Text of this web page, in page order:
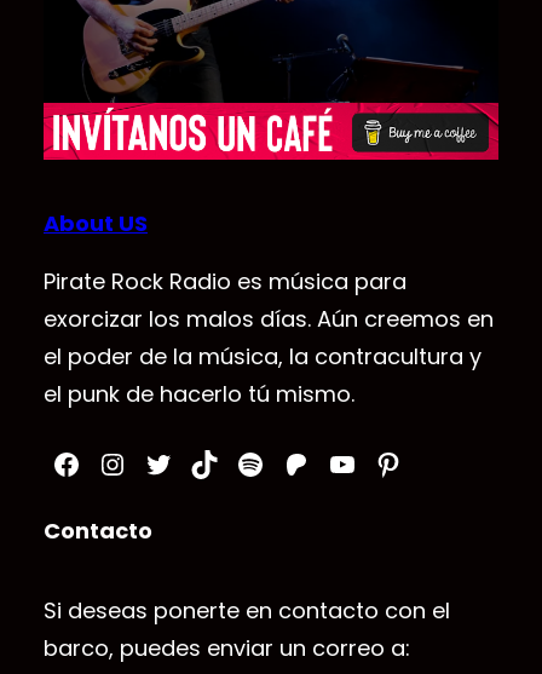
About US
Pirate Rock Radio es música para
exorcizar los malos días. Aún creemos en
el poder de la música, la contracultura y
el punk de hacerlo tú mismo.
Facebook Instagram Twitter TikTok Spotify Patreon YouTube Pinterest
Contacto
Si deseas ponerte en contacto con el
barco, puedes enviar un correo a: